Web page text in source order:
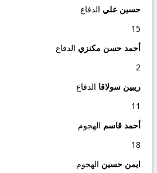
حسين علي الدفاع
15
أحمد حسن مكنزي الدفاع
2
ريبين سولاقا الدفاع
11
أحمد قاسم الهجوم
18
ايمن حسين الهجوم